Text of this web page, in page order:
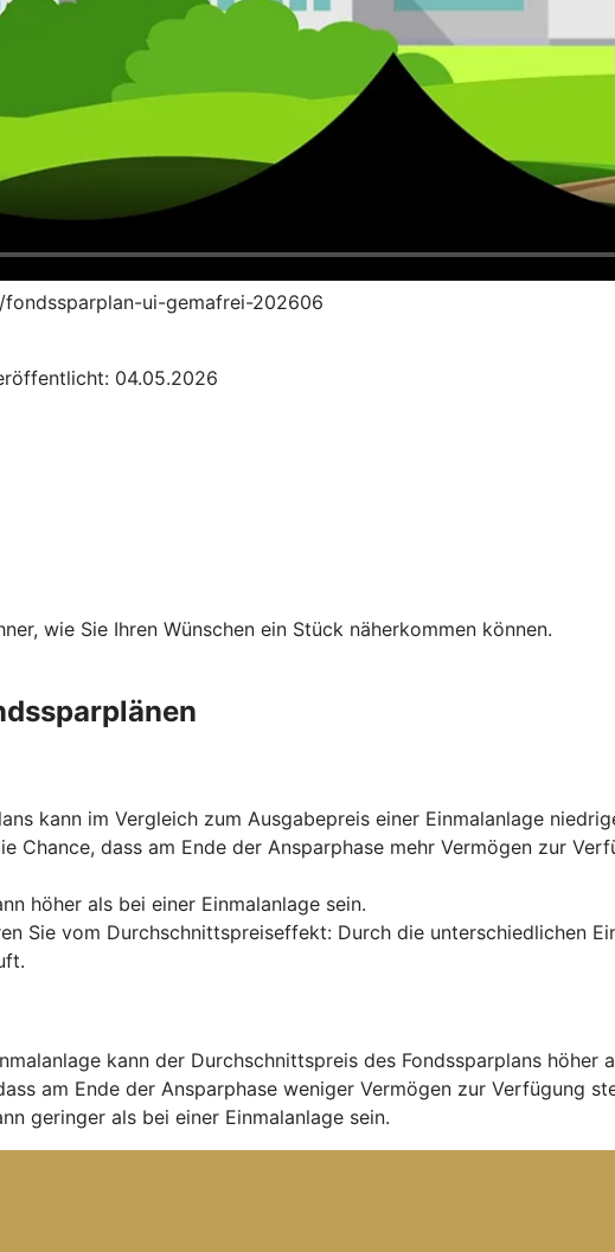
ui-gemafrei-202606
04.05.2026
wie Sie Ihren Wünschen ein Stück näherkommen können.
kann im Vergleich zum Ausgabepreis einer Einmalanlage
Chance, dass am Ende der Ansparphase mehr Vermögen zur
höher als bei einer Einmalanlage sein.
Sie vom Durchschnittspreiseffekt: Durch die unterschiedlichen
kann der Durchschnittspreis des Fondssparplans höher
am Ende der Ansparphase weniger Vermögen zur Verfügung
geringer als bei einer Einmalanlage sein.